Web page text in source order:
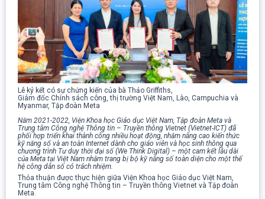
Lễ ký kết có sự chứng kiến của bà Thảo Griffiths,
Giám đốc Chính sách công, thị trường Việt Nam, Lào, Campuchia và
Myanmar, Tập đoàn Meta
Năm 2021-2022, Viện Khoa học Giáo dục Việt Nam, Tập đoàn Meta và
Trung tâm Công nghệ Thông tin – Truyền thông Vietnet (Vietnet-ICT) đã
phối hợp triển khai thành công nhiều hoạt động, nhằm nâng cao kiến thức
kỹ năng số và an toàn Internet dành cho giáo viên và học sinh thông qua
chương trình Tư duy thời đại số (We Think Digital) – một cam kết lâu dài
của Meta tại Việt Nam nhằm trang bị bộ kỹ năng số toàn diện cho một thế
hệ công dân số có trách nhiệm.
Thỏa thuận được thực hiện giữa Viện Khoa học Giáo dục Việt Nam,
Trung tâm Công nghệ Thông tin – Truyền thông Vietnet và Tập đoàn
Meta.